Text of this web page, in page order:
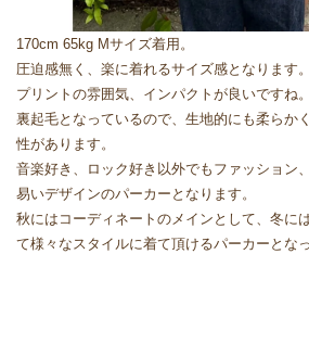
170cm 65kg Mサイズ着用。
圧迫感無く、楽に着れるサイズ感となります。
プリントの雰囲気、インパクトが良いですね。
裏起毛となっているので、生地的にも柔らか
性があります。
音楽好き、ロック好き以外でもファッション
易いデザインのパーカーとなります。
秋にはコーディネートのメインとして、冬に
て様々なスタイルに着て頂けるパーカーとな